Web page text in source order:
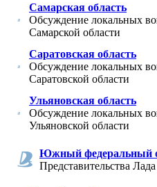
Самарская область
Обсуждение локальных
Самарской области
Саратовская область
Обсуждение локальных
Саратовской области
Ульяновская область
Обсуждение локальных
Ульяновской области
Южный федеральный
Представительства